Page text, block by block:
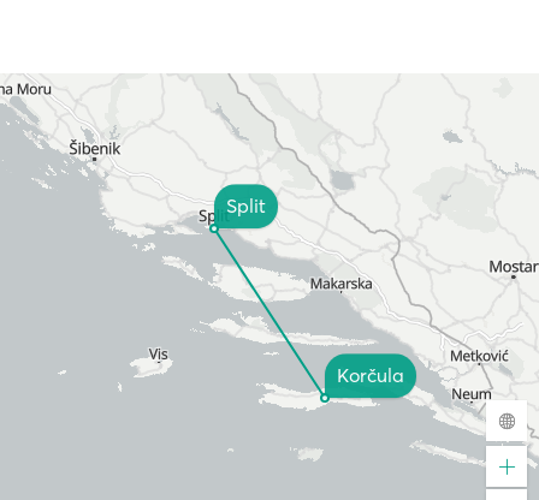
Korčula
Split